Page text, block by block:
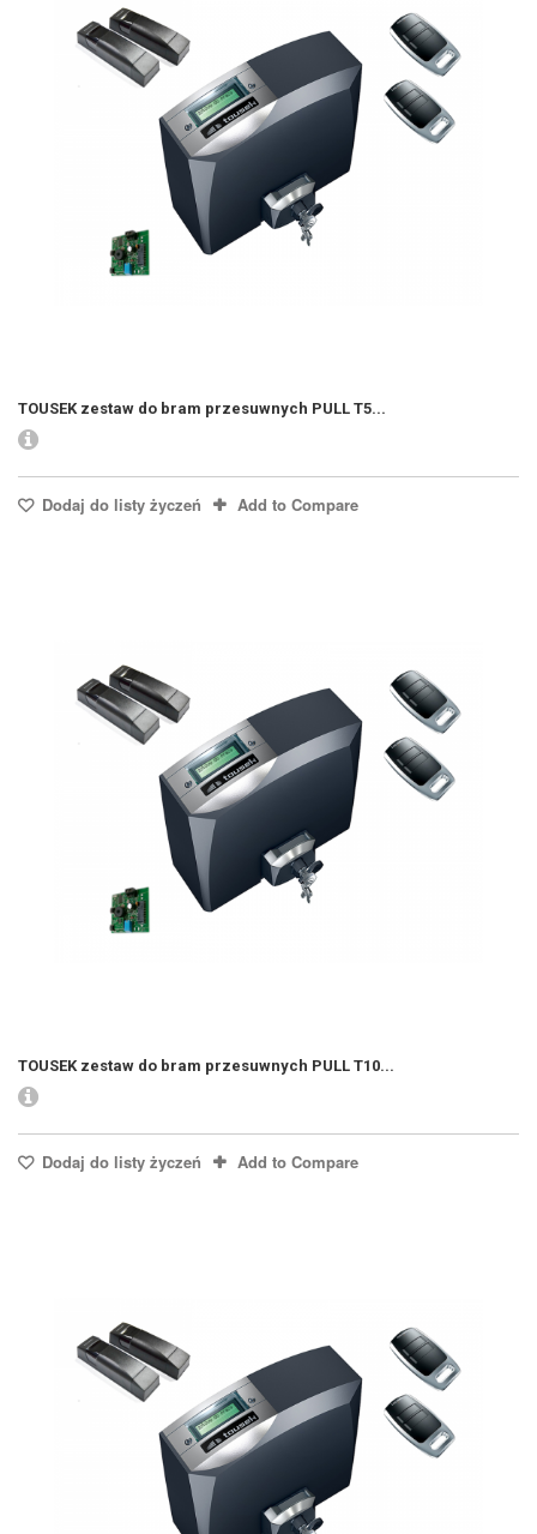
TOUSEK zestaw do bram przesuwnych PULL T5...
Dodaj do listy życzeń Add to Compare
TOUSEK zestaw do bram przesuwnych PULL T10...
Dodaj do listy życzeń Add to Compare